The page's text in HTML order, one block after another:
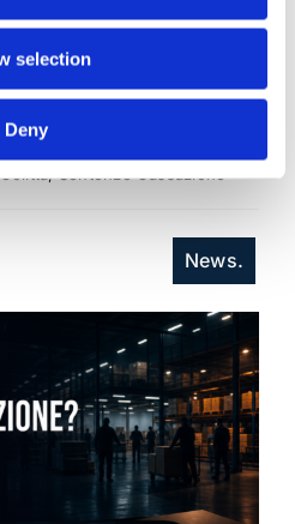
selection
Deny
Sentenze Cassazione
News.